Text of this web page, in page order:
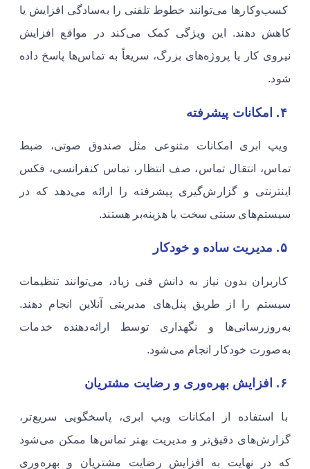
کسب‌وکارها می‌توانند خطوط تلفنی را به‌سادگی افزایش یا
کاهش دهند. این ویژگی کمک می‌کند در مواقع افزایش
نیروی کار یا پروژه‌های بزرگ، سریعاً به تماس‌ها پاسخ داده
شود.
۴. امکانات پیشرفته
ویپ ابری امکانات متنوعی مثل صندوق صوتی، ضبط
تماس، انتقال تماس، صف انتظار، تماس کنفرانسی، فکس
اینترنتی و گزارش‌گیری پیشرفته را ارائه می‌دهد که در
سیستم‌های سنتی سخت یا هزینه‌بر هستند.
۵. مدیریت ساده و خودکار
کاربران بدون نیاز به دانش فنی زیاد، می‌توانند تنظیمات
سیستم را از طریق پنل‌های مدیریتی آنلاین انجام دهند.
به‌روزرسانی‌ها و نگهداری توسط ارائه‌دهنده خدمات
به‌صورت خودکار انجام می‌شود.
با استفاده از امکانات ویپ ابری، پاسخگویی سریع‌تر،
گزارش‌های دقیق‌تر و مدیریت بهتر تماس‌ها ممکن می‌شود
که در نهایت به افزایش رضایت مشتریان و بهره‌وری